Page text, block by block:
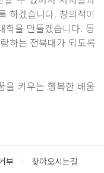
하겠습니다. 창의적이
학을 만들겠습니다. 동
하는 전북대가 되도록
을 키우는 행복한 배움
부 찾아오시는길